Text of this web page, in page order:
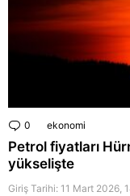
0 Comments
ekonomi
Petrol fiyatları
yükselişte
Giriş Tarihi: 11 Mart 2026,